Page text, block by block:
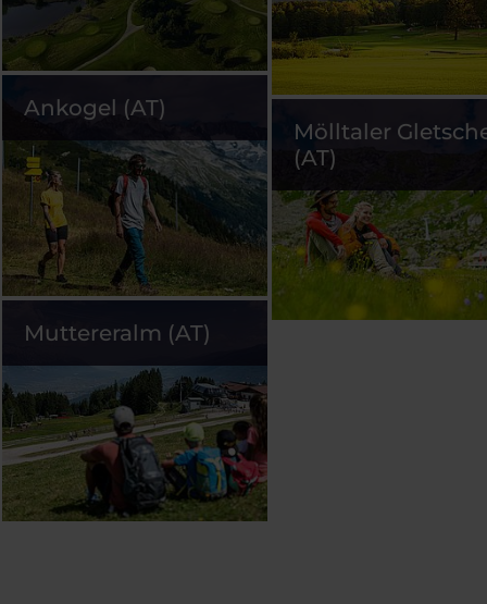
Ankogel (AT)
Mölltaler
(AT)
Muttereralm (AT)